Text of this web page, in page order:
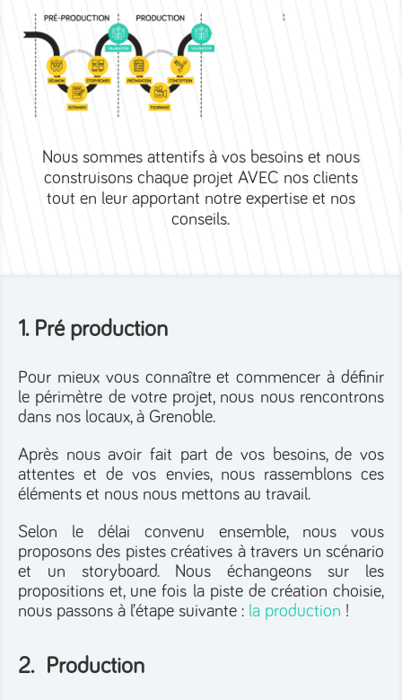
Nous sommes attentifs à vos besoins et nous
construisons chaque projet AVEC nos clients
tout en leur apportant notre expertise et nos
conseils.
1. Pré production
Pour mieux vous connaître et commencer à définir
le périmètre de votre projet, nous nous rencontrons
dans nos locaux, à Grenoble.
Après nous avoir fait part de vos besoins, de vos
attentes et de vos envies, nous rassemblons ces
éléments et nous nous mettons au travail.
Selon le délai convenu ensemble, nous vous
proposons des pistes créatives à travers un scénario
et un storyboard. Nous échangeons sur les
propositions et, une fois la piste de création choisie,
nous passons à l’étape suivante : la production !
2. Production